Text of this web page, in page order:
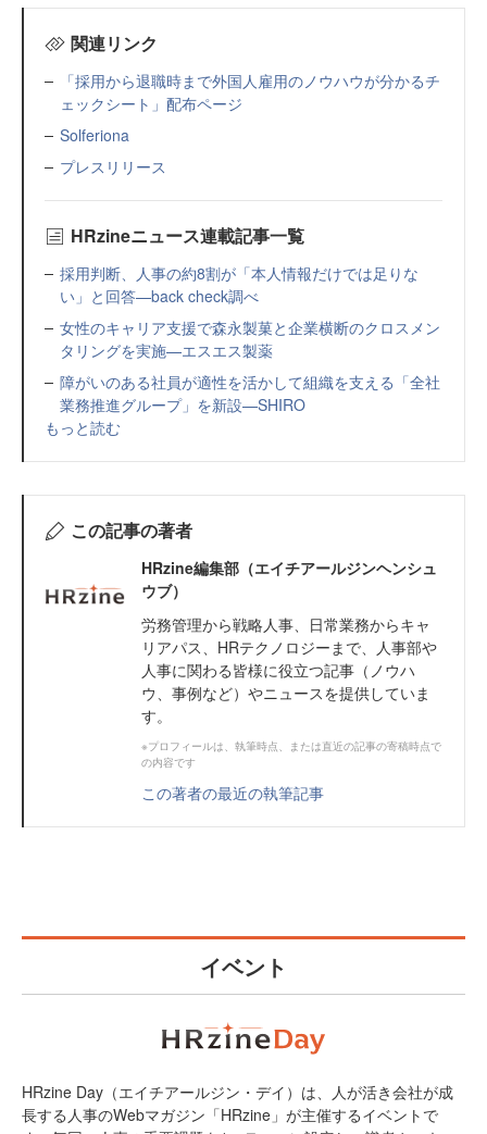
関連リンク
「採用から退職時まで外国人雇用のノウハウが分かるチ
ェックシート」配布ページ
Solferiona
プレスリリース
HRzineニュース連載記事一覧
採用判断、人事の約8割が「本人情報だけでは足りな
い」と回答—back check調べ
女性のキャリア支援で森永製菓と企業横断のクロスメン
タリングを実施—エスエス製薬
障がいのある社員が適性を活かして組織を支える「全社
業務推進グループ」を新設—SHIRO
もっと読む
この記事の著者
HRzine編集部（エイチアールジンヘンシュ
ウブ）
労務管理から戦略人事、日常業務からキャ
リアパス、HRテクノロジーまで、人事部や
人事に関わる皆様に役立つ記事（ノウハ
ウ、事例など）やニュースを提供していま
す。
※プロフィールは、執筆時点、または直近の記事の寄稿時点で
の内容です
この著者の最近の執筆記事
イベント
HRzine Day（エイチアールジン・デイ）は、人が活き会社が成
長する人事のWebマガジン「HRzine」が主催するイベントで